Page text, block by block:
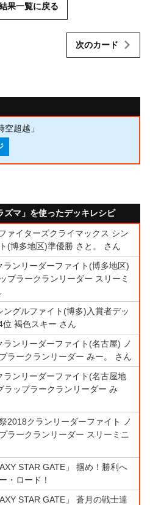
果一覧に戻る
次のカード
空超越」
ズマ」を使ったデッキレシピ
ァイターズクライマックス シン
(博多地区)準優勝 さと。 さん
ランリーダーファイト(博多地区)
プラークランリーダー スリーミ
ングルファイト(博多)入賞者デッ
位 褐色スキー さん
ランリーダーファイト(名古屋) ノ
ラークランリーダー みー。 さん
ランリーダーファイト(名古屋地
ラップラークランリーダー み
2018クランリーダーファイト ノ
ラークランリーダー スリーミニ
STAR GATE」 掴め！勝利へ
・ロード！
STAR GATE」 蒼月の戦士達